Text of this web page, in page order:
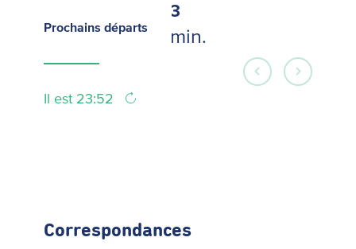
Prochains départs
Il est 23:52
3
min.
Correspondances